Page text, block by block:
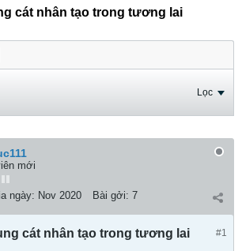
cát nhân tạo trong tương lai
Lọc
mới
ngày: Nov 2020 Bài gởi: 7
#1
cát nhân tạo trong tương lai